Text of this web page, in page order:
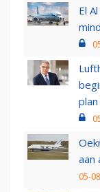
El
plan
aan
05-